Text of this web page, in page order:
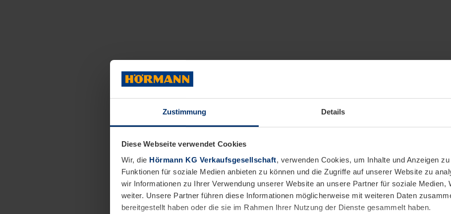
Zustimmung Details
Diese Webseite verwendet Cookies
Wir, die Hörmann KG Verkaufsgesellschaft, verwenden Cookies, um Inhalte und Anzeigen
Funktionen für soziale Medien anbieten zu können und die Zugriffe auf unserer Website zu
wir Informationen zu Ihrer Verwendung unserer Website an unsere Partner für soziale Medien,
weiter. Unsere Partner führen diese Informationen möglicherweise mit weiteren Daten
bereitgestellt haben oder die sie im Rahmen Ihrer Nutzung der Dienste gesammelt haben.